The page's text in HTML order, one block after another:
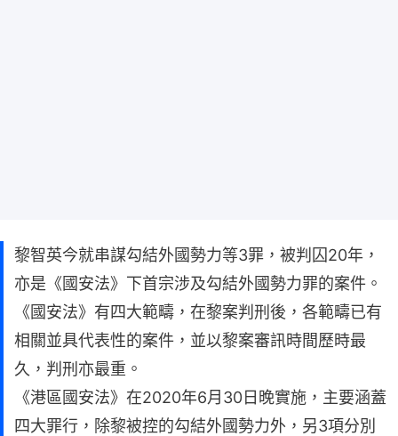
黎智英今就串謀勾結外國勢力等3罪，被判囚20年，
亦是《國安法》下首宗涉及勾結外國勢力罪的案件。
《國安法》有四大範疇，在黎案判刑後，各範疇已有
相關並具代表性的案件，並以黎案審訊時間歷時最
久，判刑亦最重。
《港區國安法》在2020年6月30日晚實施，主要涵蓋
四大罪行，除黎被控的勾結外國勢力外，另3項分別